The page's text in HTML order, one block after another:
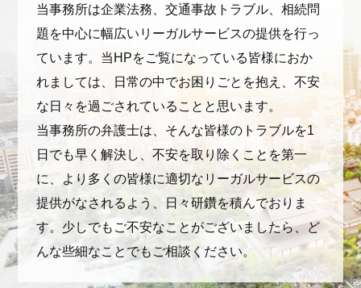
当事務所は企業法務、交通事故トラブル、相続問
題を中心に幅広いリーガルサービスの提供を行っ
ています。当HPをご覧になっている皆様におか
れましては、日常の中でお困りごとを抱え、不安
な日々を過ごされていることと思います。
当事務所の弁護士は、そんな皆様のトラブルを1
日でも早く解決し、不安を取り除くことを第一
に、より多くの皆様に適切なリーガルサービスの
提供がなされるよう、日々研鑽を積んでおりま
す。少しでもご不安なことがございましたら、ど
んな些細なことでもご相談ください。